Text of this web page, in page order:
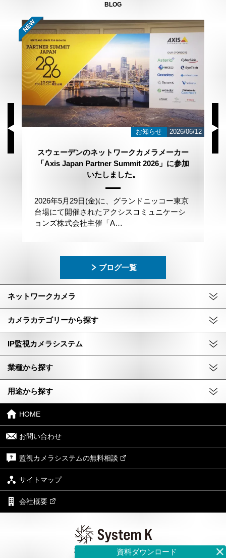
BLOG
23 お知らせ 2026/06/12
スウェーデンのネットワークカメラメーカー
「Axis Japan Partner Summit 2026」に参加
いたしました。
2026年5月29日(金)に、グランドニッコー東京
台場にて開催されたアクシスコミュニケーシ
ョンズ株式会社主催「A…
ブログ一覧
ネットワークカメラ
カメラカテゴリーから探す
IP監視カメラシステム
業種から探す
用途から探す
HOME
お問い合わせ
監視カメラシステムの無料相談
サイトマップ
会社概要
株式会社システム・ケイ